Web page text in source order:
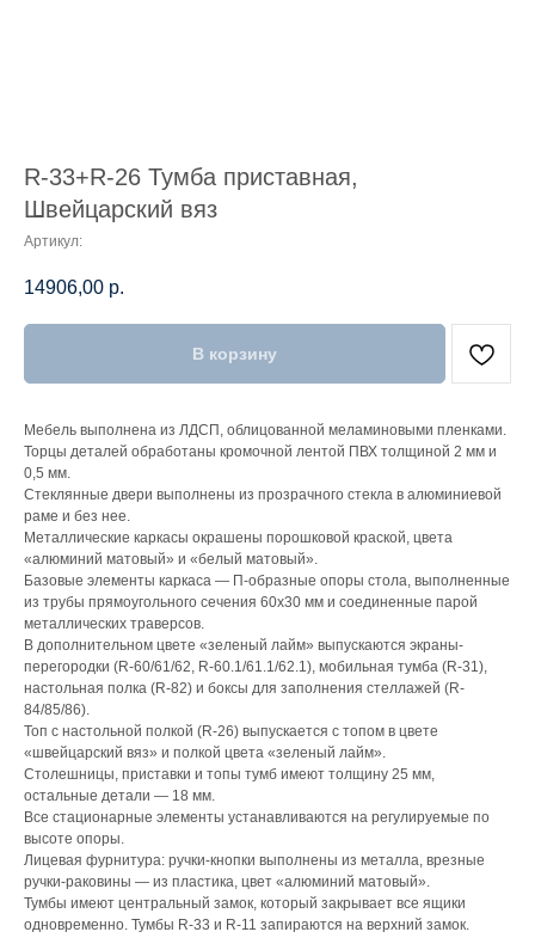
R-33+R-26 Тумба приставная,
Швейцарский вяз
Артикул:
14906,00 р.
В корзину
Мебель выполнена из ЛДСП, облицованной меламиновыми пленками.
Торцы деталей обработаны кромочной лентой ПВХ толщиной 2 мм и
0,5 мм.
Стеклянные двери выполнены из прозрачного стекла в алюминиевой
раме и без нее.
Металлические каркасы окрашены порошковой краской, цвета
«алюминий матовый» и «белый матовый».
Базовые элементы каркаса — П-образные опоры стола, выполненные
из трубы прямоугольного сечения 60х30 мм и соединенные парой
металлических траверсов.
В дополнительном цвете «зеленый лайм» выпускаются экраны-
перегородки (R-60/61/62, R-60.1/61.1/62.1), мобильная тумба (R-31),
настольная полка (R-82) и боксы для заполнения стеллажей (R-
84/85/86).
Топ с настольной полкой (R-26) выпускается с топом в цвете
«швейцарский вяз» и полкой цвета «зеленый лайм».
Столешницы, приставки и топы тумб имеют толщину 25 мм,
остальные детали — 18 мм.
Все стационарные элементы устанавливаются на регулируемые по
высоте опоры.
Лицевая фурнитура: ручки-кнопки выполнены из металла, врезные
ручки-раковины — из пластика, цвет «алюминий матовый».
Тумбы имеют центральный замок, который закрывает все ящики
одновременно. Тумбы R-33 и R-11 запираются на верхний замок.